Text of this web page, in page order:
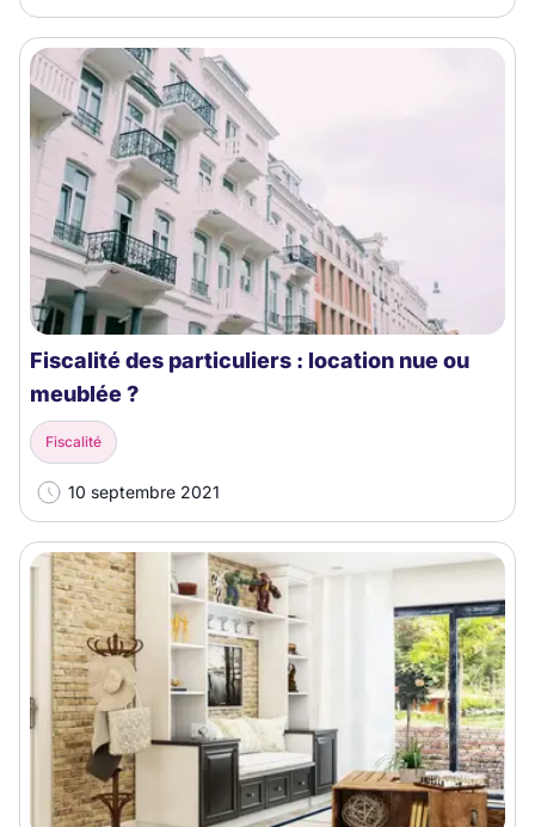
Fiscalité des particuliers : location nue ou
meublée ?
Fiscalité
10 septembre 2021